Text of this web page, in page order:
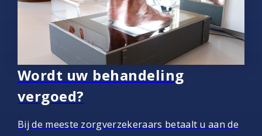
Wordt uw behandeling
vergoed?
Bij de meeste zorgverzekeraars betaalt u aan de